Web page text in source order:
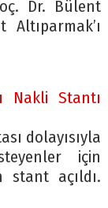
Dr. Bülent
Nakli Stantı
dolayısıyla
için
stant açıldı.